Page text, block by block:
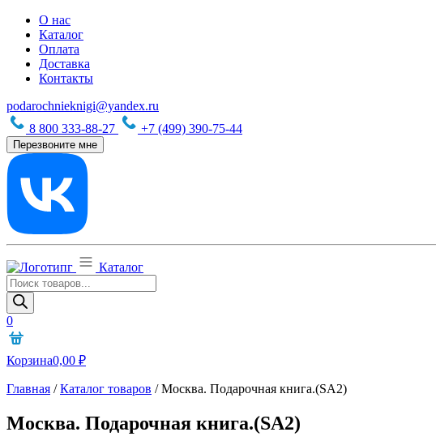
О нас
Каталог
Оплата
Доставка
Контакты
podarochnieknigi@yandex.ru
8 800 333-88-27
+7 (499) 390-75-44
Перезвоните мне
Каталог
Поиск
товаров
0
Корзина0,00 ₽
Главная /Каталог товаров /Москва. Подарочная книга.(SA2)
Москва. Подарочная книга.(SA2)